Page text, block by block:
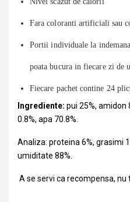
Fara coloranti artificiali sau
Portii individuale la
poata bucura in fiecare zi de
Fiecare pachet contine 24
Ingrediente: pui 25%, amidon
0.8%, apa 70.8%.
Analiza: proteina 6%, grasimi
umiditate 88%.
A se servi ca recompensa, nu